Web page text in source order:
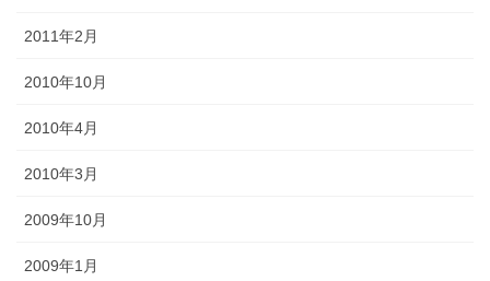
2011年2月
2010年10月
2010年4月
2010年3月
2009年10月
2009年1月